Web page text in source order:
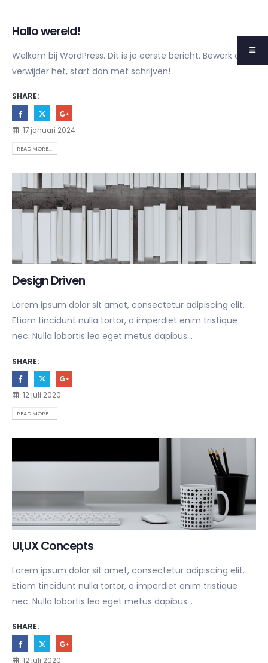
Hallo wereld!
Welkom bij WordPress. Dit is je eerste bericht. Bewerk of
verwijder het, start dan met schrijven!
SHARE:
17 januari 2024
READ MORE...
Design Driven
Lorem ipsum dolor sit amet, consectetur adipiscing elit.
Etiam tincidunt nulla tortor, a imperdiet enim tristique
nec. Nulla lobortis leo eget metus dapibus...
SHARE:
12 juli 2020
READ MORE...
UI,UX Concepts
Lorem ipsum dolor sit amet, consectetur adipiscing elit.
Etiam tincidunt nulla tortor, a imperdiet enim tristique
nec. Nulla lobortis leo eget metus dapibus...
SHARE:
12 juli 2020